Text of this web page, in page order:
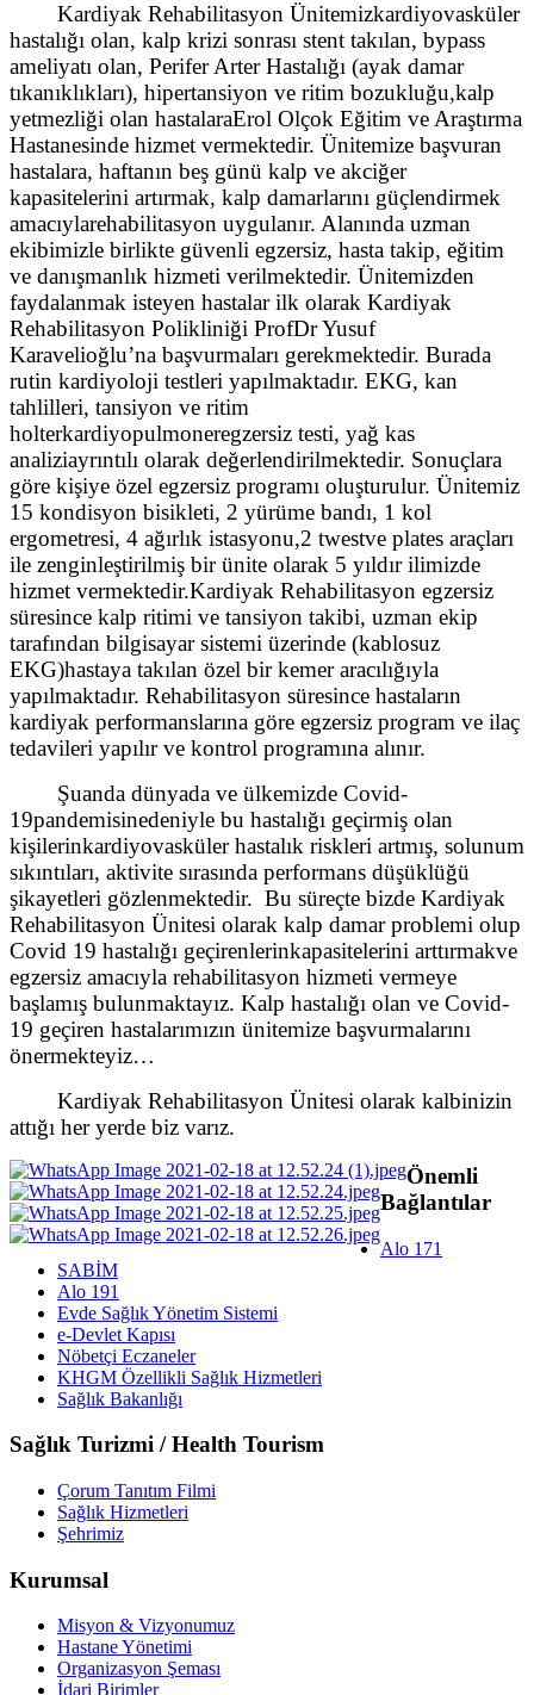
Kardiyak Rehabilitasyon Ünitemizkardiyovasküler
hastalığı olan, kalp krizi sonrası stent takılan, bypass
ameliyatı olan, Perifer Arter Hastalığı (ayak damar
tıkanıklıkları), hipertansiyon ve ritim bozukluğu,kalp
yetmezliği olan hastalaraErol Olçok Eğitim ve Araştırma
Hastanesinde hizmet vermektedir. Ünitemize başvuran
hastalara, haftanın beş günü kalp ve akciğer
kapasitelerini artırmak, kalp damarlarını güçlendirmek
amacıylarehabilitasyon uygulanır. Alanında uzman
ekibimizle birlikte güvenli egzersiz, hasta takip, eğitim
ve danışmanlık hizmeti verilmektedir. Ünitemizden
faydalanmak isteyen hastalar ilk olarak Kardiyak
Rehabilitasyon Polikliniği ProfDr Yusuf
Karavelioğlu’na başvurmaları gerekmektedir. Burada
rutin kardiyoloji testleri yapılmaktadır. EKG, kan
tahlilleri, tansiyon ve ritim
holterkardiyopulmoneregzersiz testi, yağ kas
analiziayrıntılı olarak değerlendirilmektedir. Sonuçlara
göre kişiye özel egzersiz programı oluşturulur. Ünitemiz
15 kondisyon bisikleti, 2 yürüme bandı, 1 kol
ergometresi, 4 ağırlık istasyonu,2 twestve plates araçları
ile zenginleştirilmiş bir ünite olarak 5 yıldır ilimizde
hizmet vermektedir.Kardiyak Rehabilitasyon egzersiz
süresince kalp ritimi ve tansiyon takibi, uzman ekip
tarafından bilgisayar sistemi üzerinde (kablosuz
EKG)hastaya takılan özel bir kemer aracılığıyla
yapılmaktadır. Rehabilitasyon süresince hastaların
kardiyak performanslarına göre egzersiz program ve ilaç
tedavileri yapılır ve kontrol programına alınır.
Şuanda dünyada ve ülkemizde Covid-
19pandemisinedeniyle bu hastalığı geçirmiş olan
kişilerinkardiyovasküler hastalık riskleri artmış, solunum
sıkıntıları, aktivite sırasında performans düşüklüğü
şikayetleri gözlenmektedir. Bu süreçte bizde Kardiyak
Rehabilitasyon Ünitesi olarak kalp damar problemi olup
Covid 19 hastalığı geçirenlerinkapasitelerini arttırmakve
egzersiz amacıyla rehabilitasyon hizmeti vermeye
başlamış bulunmaktayız. Kalp hastalığı olan ve Covid-
19 geçiren hastalarımızın ünitemize başvurmalarını
önermekteyiz…
Kardiyak Rehabilitasyon Ünitesi olarak kalbinizin
attığı her yerde biz varız.
Önemli
Bağlantılar
Alo 171
SABİM
Alo 191
Evde Sağlık Yönetim Sistemi
e-Devlet Kapısı
Nöbetçi Eczaneler
KHGM Özellikli Sağlık Hizmetleri
Sağlık Bakanlığı
Sağlık Turizmi / Health Tourism
Çorum Tanıtım Filmi
Sağlık Hizmetleri
Şehrimiz
Kurumsal
Misyon & Vizyonumuz
Hastane Yönetimi
Organizasyon Şeması
İdari Birimler